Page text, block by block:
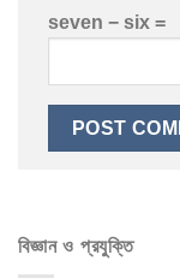
seven − six =
বিজ্ঞান ও প্রযুক্তি